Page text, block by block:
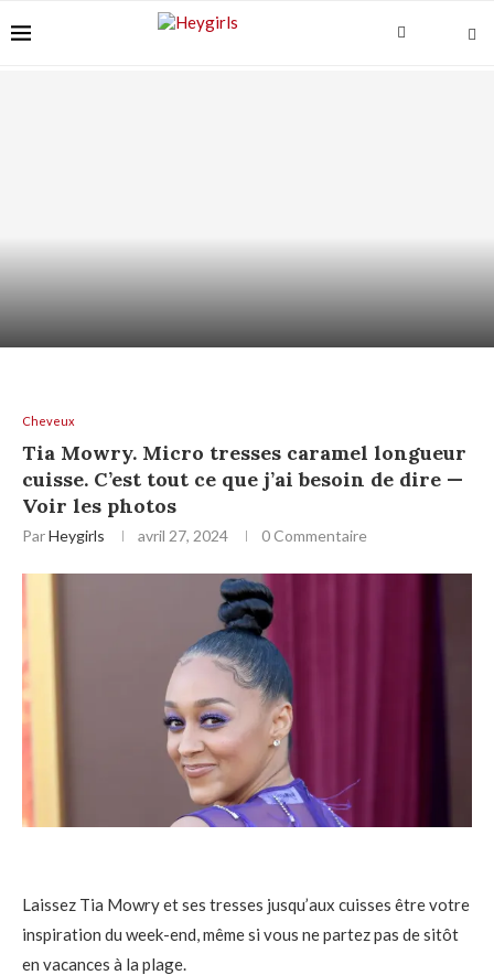
Cheveux
Tia Mowry. Micro tresses caramel longueur
cuisse. C’est tout ce que j’ai besoin de dire —
Voir les photos
ParHeygirls avril 27, 2024 0 Commentaire
Laissez Tia Mowry et ses tresses jusqu’aux cuisses être votre
inspiration du week-end, même si vous ne partez pas de sitôt
en vacances à la plage.